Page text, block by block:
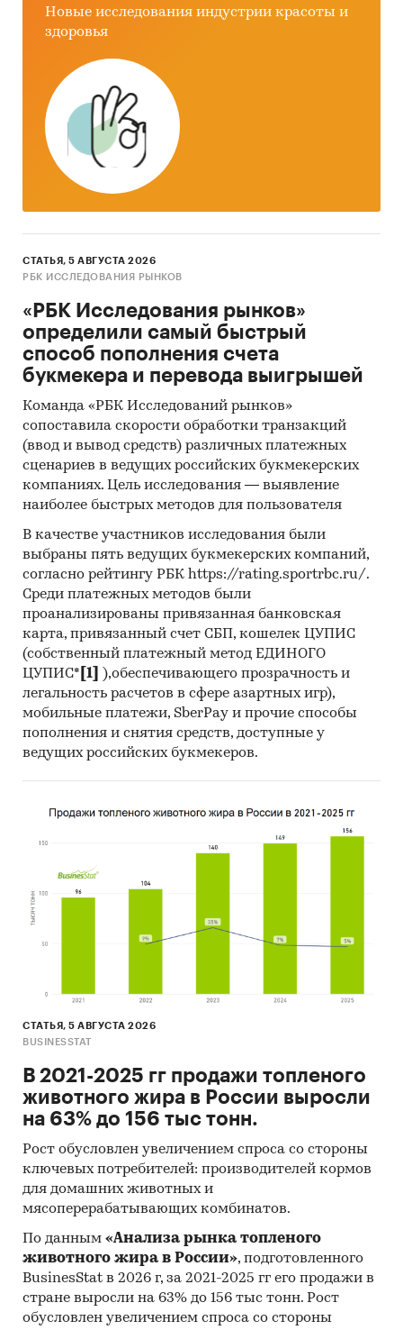
Новые исследования индустрии красоты и
здоровья
СТАТЬЯ, 5 АВГУСТА 2026
РБК ИССЛЕДОВАНИЯ РЫНКОВ
«РБК Исследования рынков»
определили самый быстрый
способ пополнения счета
букмекера и перевода выигрышей
Команда «РБК Исследований рынков»
сопоставила скорости обработки транзакций
(ввод и вывод средств) различных платежных
сценариев в ведущих российских букмекерских
компаниях. Цель исследования — выявление
наиболее быстрых методов для пользователя
В качестве участников исследования были
выбраны пять ведущих букмекерских компаний,
согласно рейтингу РБК https://rating.sportrbc.ru/.
Среди платежных методов были
проанализированы привязанная банковская
карта, привязанный счет СБП, кошелек ЦУПИС
(собственный платежный метод ЕДИНОГО
ЦУПИС* [1]
),обеспечивающего прозрачность и
легальность расчетов в сфере азартных игр),
мобильные платежи, SberPay и прочие способы
пополнения и снятия средств, доступные у
ведущих российских букмекеров.
СТАТЬЯ, 5 АВГУСТА 2026
BUSINESSTAT
В 2021-2025 гг продажи топленого
животного жира в России выросли
на 63% до 156 тыс тонн.
Рост обусловлен увеличением спроса со стороны
ключевых потребителей: производителей кормов
для домашних животных и
мясоперерабатывающих комбинатов.
По данным «Анализа рынка топленого
животного жира в России», подготовленного
BusinesStat в 2026 г, за 2021-2025 гг его продажи в
стране выросли на 63% до 156 тыс тонн. Рост
обусловлен увеличением спроса со стороны